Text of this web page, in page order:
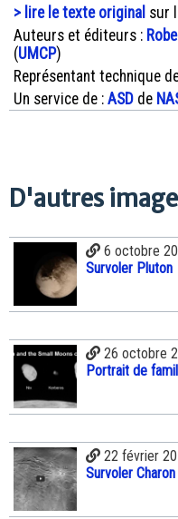
> lire le texte original sur
Auteurs et éditeurs :
(UMCP)
Représentant technique
Un service de : ASD de
D'autres
6 octobre
Survoler Pluton
26 octobre
Portrait de
22 février
Survoler Charon